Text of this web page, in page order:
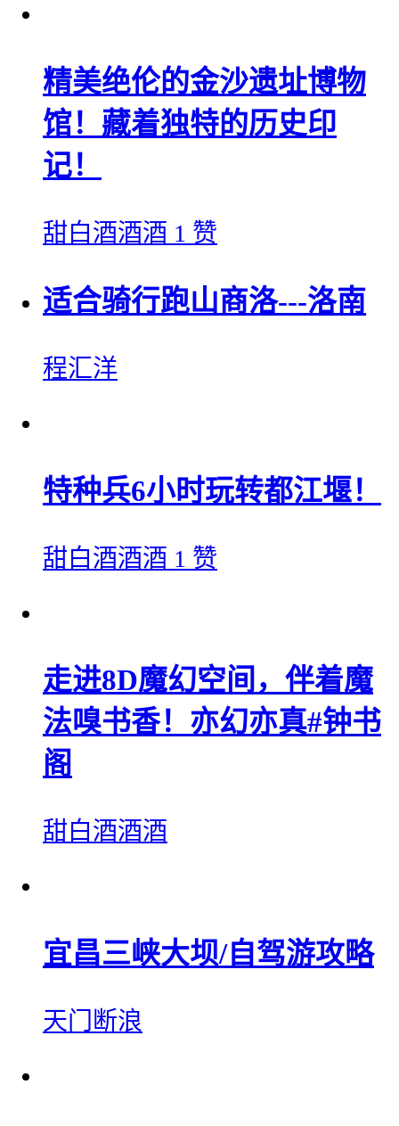
精美绝伦的金沙遗址博物
馆！藏着独特的历史印
记！
甜白酒酒酒 1 赞
适合骑行跑山商洛---洛南
程汇洋
特种兵6小时玩转都江堰！
甜白酒酒酒 1 赞
走进8D魔幻空间，伴着魔
法️嗅书香！亦幻亦真#钟书
阁
甜白酒酒酒
宜昌三峡大坝/自驾游攻略
天门断浪